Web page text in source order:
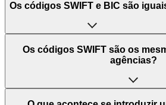
Os códigos SWIFT e BIC são
O acrónimo SWIFT significa
Interbank Financial
Mundiais)". Trata-se de uma rede
processam pagamentos entre
Os códigos SWIFT são os
agências?